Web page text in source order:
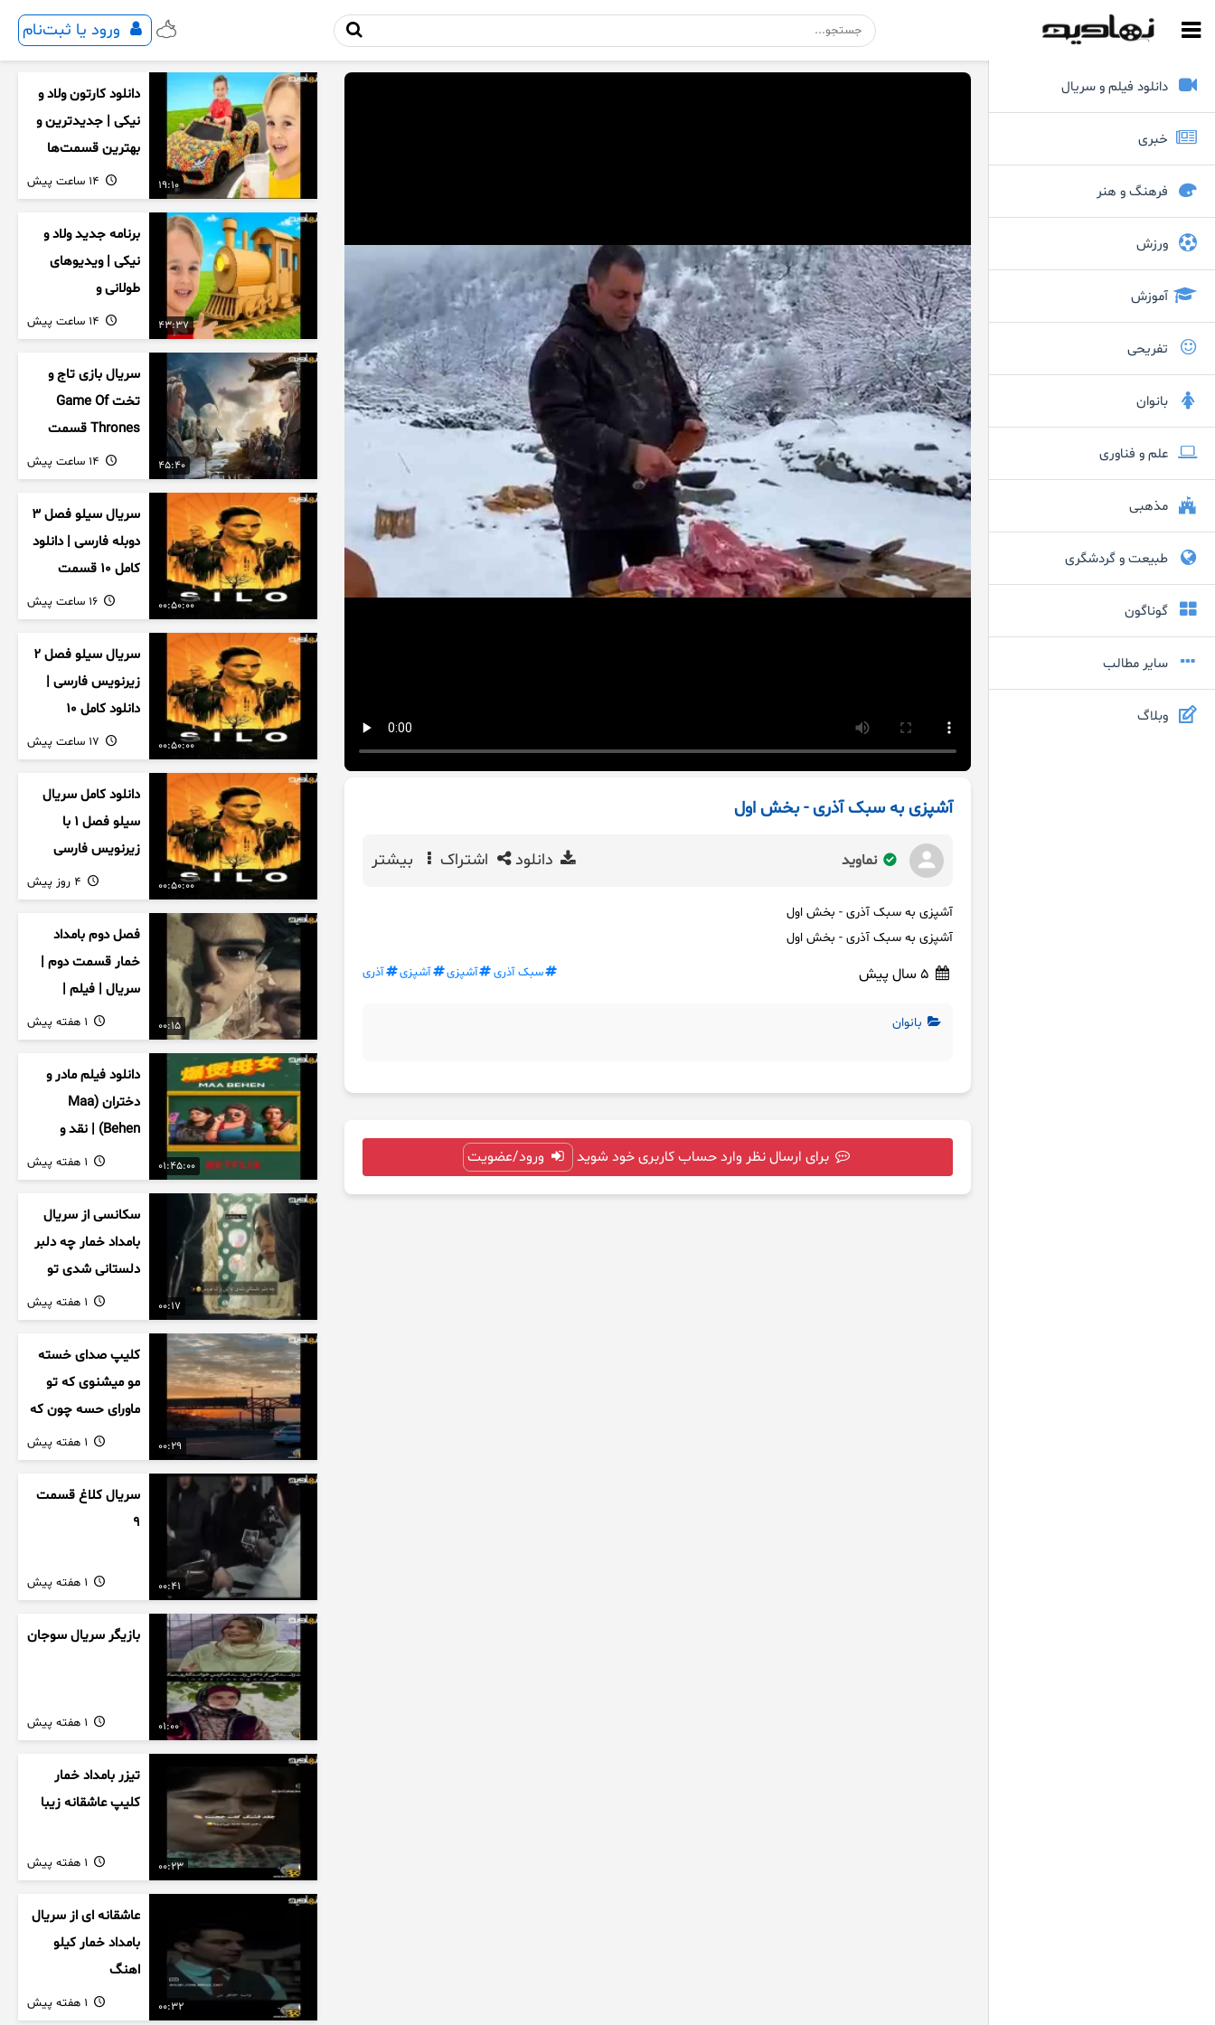
ورود یا ثبت‌نام
دانلود فیلم و سریال
خبری
فرهنگ و هنر
ورزش
آموزش
تفریحی
بانوان
علم و فناوری
مذهبی
طبیعت و گردشگری
گوناگون
سایر مطالب
وبلاگ
آشپزی به سبک آذری - بخش اول
نماوید دانلود اشتراک بیشتر
آشپزی به سبک آذری - بخش اول
آشپزی به سبک آذری - بخش اول
سبک آذری آشپزی آشپزی آذری
بانوان
برای ارسال نظر وارد حساب کاربری خود شوید ورود/عضویت
19:10
دانلود کارتون ولاد و
نیکی | جدیدترین و
بهترین قسمت‌ها
43:37
برنامه جدید ولاد و
نیکی | ویدیوهای
طولانی و
سرگرم‌کننده کودکان
45:40
سریال بازی تاج و
تخت Game Of
Thrones قسمت
دوم فصل اول
زیرنویس فارسی
00:50:00
سریال سیلو فصل ۳
دوبله فارسی | دانلود
کامل ۱۰ قسمت
00:50:00
سریال سیلو فصل ۲
زیرنویس فارسی |
دانلود کامل ۱۰
قسمت
00:50:00
دانلود کامل سریال
سیلو فصل ۱ با
زیرنویس فارسی
00:15
فصل دوم بامداد
خمار قسمت دوم |
سریال | فیلم |
نمایش خانگی |
محبوبه | سینمایی
01:45:00
دانلود فیلم مادر و
دختران (Maa
Behen) | نقد و
بررسی درام خانوادگی
هندی
00:17
سکانسی از سریال
بامداد خمار چه دلبر
دلستانی شدی تو
این بزک عروس..
00:29
کلیپ صدای خسته
مو میشنوی که تو
ماورای حسه چون که
داریم می رسیم به
اخرای قصه
00:41
سریال کلاغ قسمت
9
01:00
بازیگر سریال سوجان
00:23
تیزر بامداد خمار
کلیپ عاشقانه زیبا
00:32
عاشقانه ای از سریال
بامداد خمار کیلو
اهنگ